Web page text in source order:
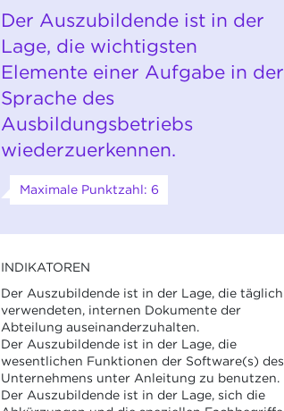
Der Auszubildende ist in der
Lage, die wichtigsten
Elemente einer Aufgabe in der
Sprache des
Ausbildungsbetriebs
wiederzuerkennen.
Maximale Punktzahl: 6
INDIKATOREN
Der Auszubildende ist in der Lage, die täglich
verwendeten, internen Dokumente der
Abteilung auseinanderzuhalten.
Der Auszubildende ist in der Lage, die
wesentlichen Funktionen der Software(s) des
Unternehmens unter Anleitung zu benutzen.
Der Auszubildende ist in der Lage, sich die